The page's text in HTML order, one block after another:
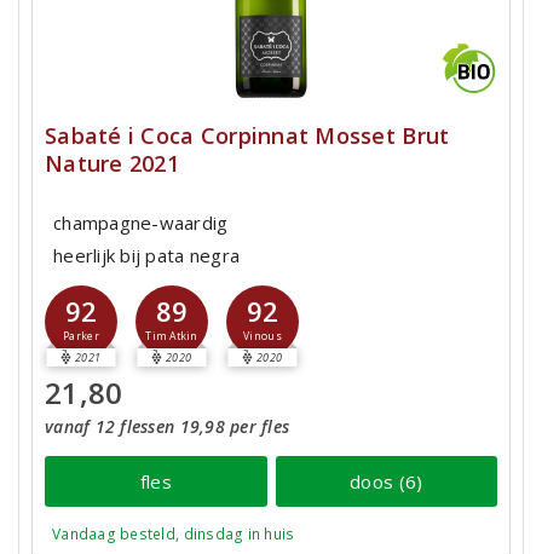
Sabaté i Coca Corpinnat Mosset Brut
Nature 2021
champagne-waardig
heerlijk bij pata negra
92
Parker
2021
89
Tim Atkin
2020
92
Vinous
2020
21,80
vanaf 12 flessen 19,98 per fles
fles doos (6)
Vandaag besteld, dinsdag in huis